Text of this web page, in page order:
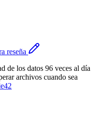
reseña
de los datos 96 veces al día
archivos cuando sea